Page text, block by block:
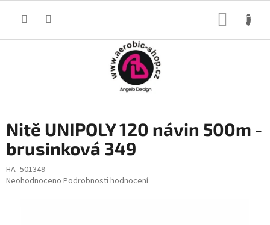
Nitě UNIPOLY 120 návin 500m -
brusinková 349
HA- 501349
Průměrné
Neohodnoceno Podrobnosti hodnocení